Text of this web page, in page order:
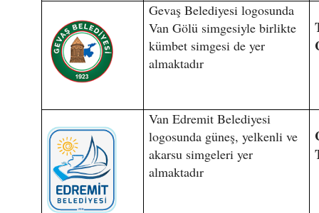
Gevaş Belediyesi logosunda
Van Gölü simgesiyle birlikte
kümbet simgesi de yer
almaktadır
Van Edremit Belediyesi
logosunda güneş, yelkenli ve
akarsu simgeleri yer
almaktadır